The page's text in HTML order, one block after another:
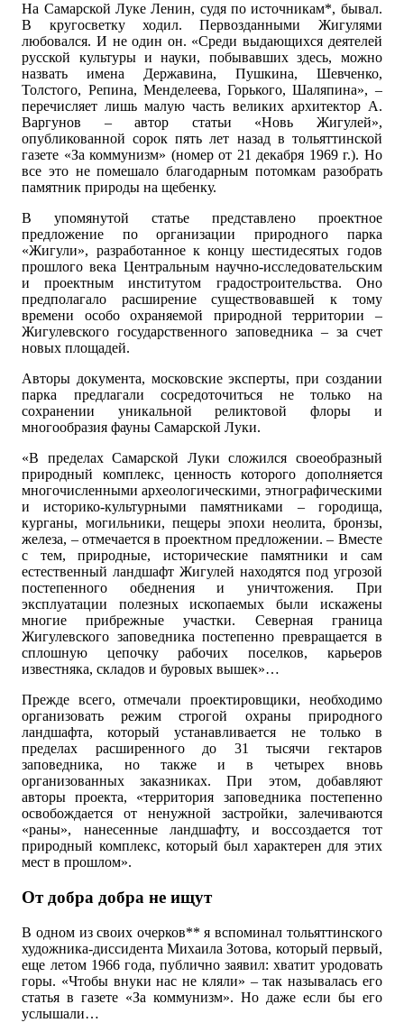
На Самарской Луке Ленин, судя по источникам*, бывал.
В кругосветку ходил. Первозданными Жигулями
любовался. И не один он. «Среди выдающихся деятелей
русской культуры и науки, побывавших здесь, можно
назвать имена Державина, Пушкина, Шевченко,
Толстого, Репина, Менделеева, Горького, Шаляпина», –
перечисляет лишь малую часть великих архитектор А.
Варгунов – автор статьи «Новь Жигулей»,
опубликованной сорок пять лет назад в тольяттинской
газете «За коммунизм» (номер от 21 декабря 1969 г.). Но
все это не помешало благодарным потомкам разобрать
памятник природы на щебенку.
В упомянутой статье представлено проектное
предложение по организации природного парка
«Жигули», разработанное к концу шестидесятых годов
прошлого века Центральным научно-исследовательским
и проектным институтом градостроительства. Оно
предполагало расширение существовавшей к тому
времени особо охраняемой природной территории –
Жигулевского государственного заповедника – за счет
новых площадей.
Авторы документа, московские эксперты, при создании
парка предлагали сосредоточиться не только на
сохранении уникальной реликтовой флоры и
многообразия фауны Самарской Луки.
«В пределах Самарской Луки сложился своеобразный
природный комплекс, ценность которого дополняется
многочисленными археологическими, этнографическими
и историко-культурными памятниками – городища,
курганы, могильники, пещеры эпохи неолита, бронзы,
железа, – отмечается в проектном предложении. – Вместе
с тем, природные, исторические памятники и сам
естественный ландшафт Жигулей находятся под угрозой
постепенного обеднения и уничтожения. При
эксплуатации полезных ископаемых были искажены
многие прибрежные участки. Северная граница
Жигулевского заповедника постепенно превращается в
сплошную цепочку рабочих поселков, карьеров
известняка, складов и буровых вышек»…
Прежде всего, отмечали проектировщики, необходимо
организовать режим строгой охраны природного
ландшафта, который устанавливается не только в
пределах расширенного до 31 тысячи гектаров
заповедника, но также и в четырех вновь
организованных заказниках. При этом, добавляют
авторы проекта, «территория заповедника постепенно
освобождается от ненужной застройки, залечиваются
«раны», нанесенные ландшафту, и воссоздается тот
природный комплекс, который был характерен для этих
мест в прошлом».
От добра добра не ищут
В одном из своих очерков** я вспоминал тольяттинского
художника-диссидента Михаила Зотова, который первый,
еще летом 1966 года, публично заявил: хватит уродовать
горы. «Чтобы внуки нас не кляли» – так называлась его
статья в газете «За коммунизм». Но даже если бы его
услышали…